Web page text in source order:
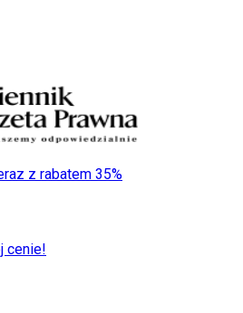
z rabatem 35%
cenie!